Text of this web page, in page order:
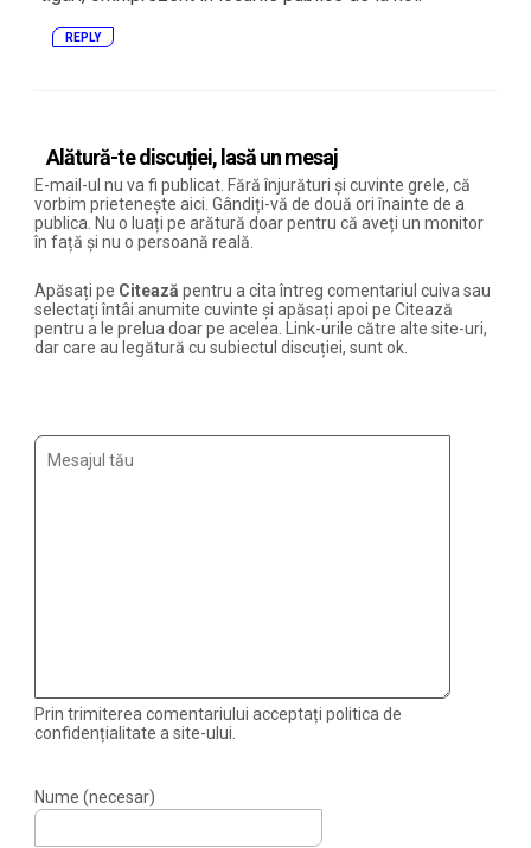
REPLY
Alătură-te discuției, lasă un mesaj
E-mail-ul nu va fi publicat. Fără înjurături și cuvinte grele, că
vorbim prietenește aici. Gândiți-vă de două ori înainte de a
publica. Nu o luați pe arătură doar pentru că aveți un monitor
în față și nu o persoană reală.
Apăsați pe Citează pentru a cita întreg comentariul cuiva sau
selectați întâi anumite cuvinte și apăsați apoi pe Citează
pentru a le prelua doar pe acelea. Link-urile către alte site-uri,
dar care au legătură cu subiectul discuției, sunt ok.
Prin trimiterea comentariului acceptați politica de
confidențialitate a site-ului.
Nume (necesar)